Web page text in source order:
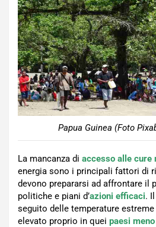
Papua Guinea (Foto
La mancanza di accesso alle cure
energia sono i principali fattori di
devono prepararsi ad affrontare il
politiche e piani d’azioni efficaci.
seguito delle temperature
elevato proprio in quei paesi